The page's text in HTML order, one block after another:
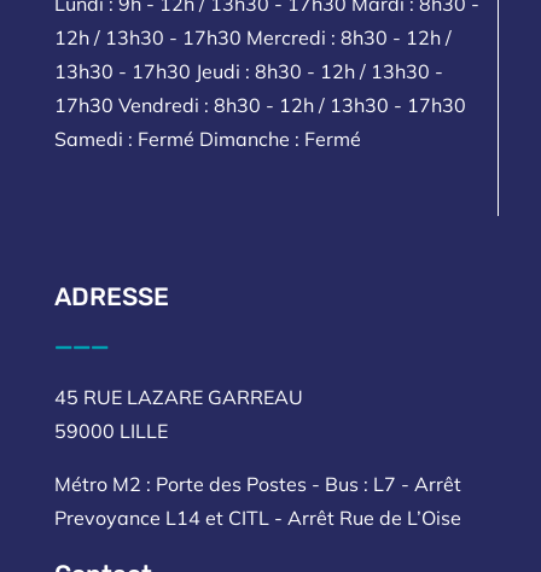
12h / 13h30 - 17h30 Mercredi : 8h30 - 12h /
13h30 - 17h30 Jeudi : 8h30 - 12h / 13h30 -
17h30 Vendredi : 8h30 - 12h / 13h30 - 17h30
Samedi : Fermé Dimanche : Fermé
ADRESSE
___
45 RUE LAZARE GARREAU
59000 LILLE
Métro M2 : Porte des Postes - Bus : L7 - Arrêt
Prevoyance L14 et CITL - Arrêt Rue de L’Oise